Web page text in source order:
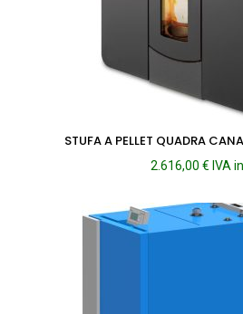
STUFA A PELLET QUADRA
2.616,00 € IVA